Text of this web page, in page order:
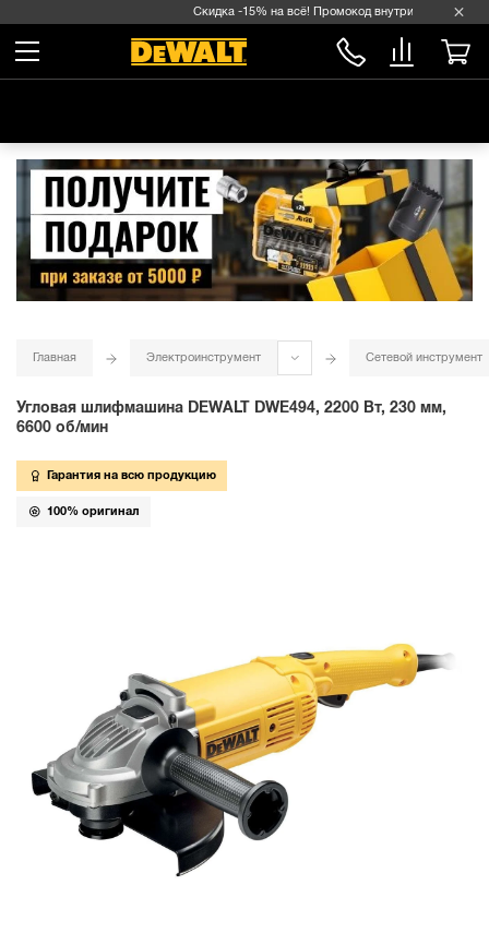
Скидка -15% на всё! Промокод внутри →
Главная Электроинструмент Сетевой инструмент
Угловая шлифмашина DEWALT DWE494, 2200 Вт, 230 мм,
6600 об/мин
Гарантия на всю продукцию
100% оригинал